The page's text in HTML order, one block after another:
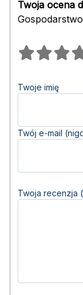
Twoja ocena
Twoje imię
Twój e-mail
Twoja recenzja